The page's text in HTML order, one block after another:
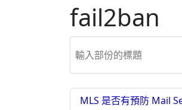
fail2ban
MLS 是否有預防 Mail